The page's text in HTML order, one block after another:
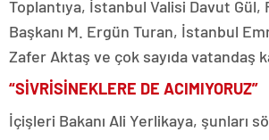
Toplantıya, İstanbul Valisi Davut Gül,
Başkanı M. Ergün Turan, İstanbul
Zafer Aktaş ve çok sayıda vatandaş
“SİVRİSİNEKLERE DE ACIMIYORUZ”
İçişleri Bakanı Ali Yerlikaya, şunları